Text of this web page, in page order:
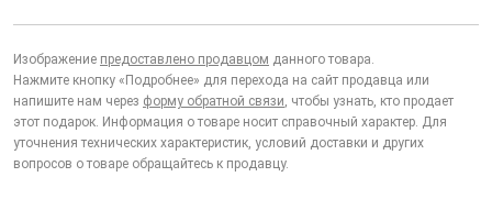
Изображение предоставлено продавцом данного товара.
Нажмите кнопку «Подробнее» для перехода на сайт продавца или
напишите нам через форму обратной связи, чтобы узнать, кто продает
этот подарок. Информация о товаре носит справочный характер. Для
уточнения технических характеристик, условий доставки и других
вопросов о товаре обращайтесь к продавцу.